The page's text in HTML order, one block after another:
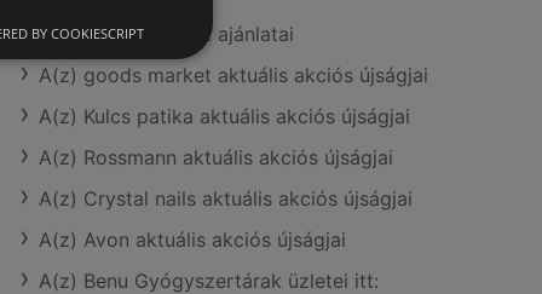
A(z) goods market ajánlatai
A(z) goods market aktuális akciós újságjai
A(z) Kulcs patika aktuális akciós újságjai
A(z) Rossmann aktuális akciós újságjai
A(z) Crystal nails aktuális akciós újságjai
A(z) Avon aktuális akciós újságjai
A(z) Benu Gyógyszertárak üzletei itt:
BY COOKIESCRIPT